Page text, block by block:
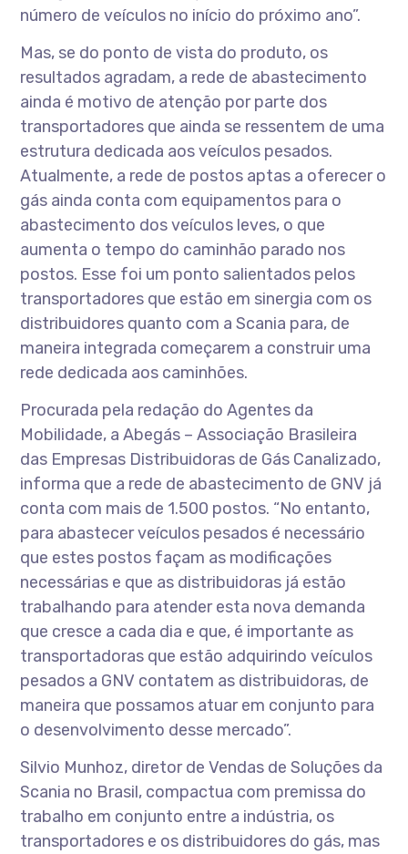
número de veículos no início do próximo ano”.
Mas, se do ponto de vista do produto, os
resultados agradam, a rede de abastecimento
ainda é motivo de atenção por parte dos
transportadores que ainda se ressentem de uma
estrutura dedicada aos veículos pesados.
Atualmente, a rede de postos aptas a oferecer o
gás ainda conta com equipamentos para o
abastecimento dos veículos leves, o que
aumenta o tempo do caminhão parado nos
postos. Esse foi um ponto salientados pelos
transportadores que estão em sinergia com os
distribuidores quanto com a Scania para, de
maneira integrada começarem a construir uma
rede dedicada aos caminhões.
Procurada pela redação do Agentes da
Mobilidade, a Abegás – Associação Brasileira
das Empresas Distribuidoras de Gás Canalizado,
informa que a rede de abastecimento de GNV já
conta com mais de 1.500 postos. “No entanto,
para abastecer veículos pesados é necessário
que estes postos façam as modificações
necessárias e que as distribuidoras já estão
trabalhando para atender esta nova demanda
que cresce a cada dia e que, é importante as
transportadoras que estão adquirindo veículos
pesados a GNV contatem as distribuidoras, de
maneira que possamos atuar em conjunto para
o desenvolvimento desse mercado”.
Silvio Munhoz, diretor de Vendas de Soluções da
Scania no Brasil, compactua com premissa do
trabalho em conjunto entre a indústria, os
transportadores e os distribuidores do gás, mas